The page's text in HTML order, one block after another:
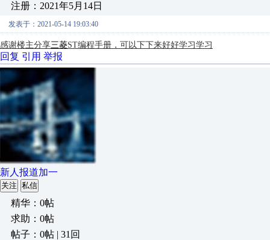
注册：2021年5月14日
发表于：2021-05-14 19:03:40
感谢楼主分享三菱ST编程手册，可以下下来好好学习学习
回复 引用 举报
新人报道加一
关注 私信
精华：0帖
求助：0帖
帖子：0帖 | 31回